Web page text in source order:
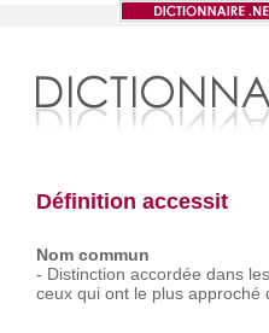
Définition accessit
Nom commun
- Distinction accordée dans les
ceux qui ont le plus approché